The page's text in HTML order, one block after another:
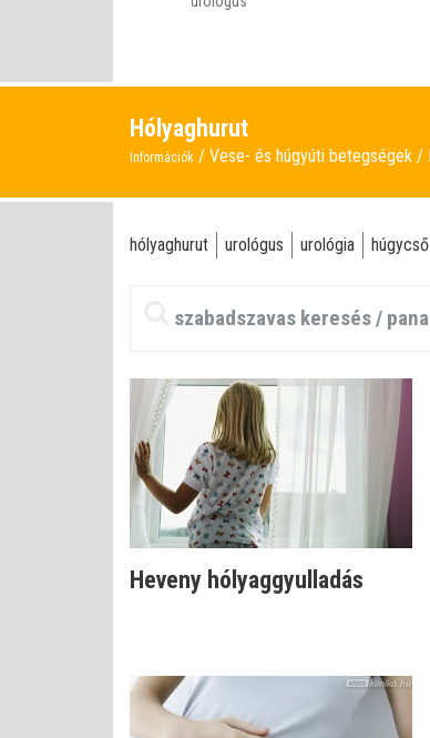
Hólyaghurut
Információk Vese- és húgyúti betegségek
hólyaghurut urológus urológia húgycső
Heveny hólyaggyulladás